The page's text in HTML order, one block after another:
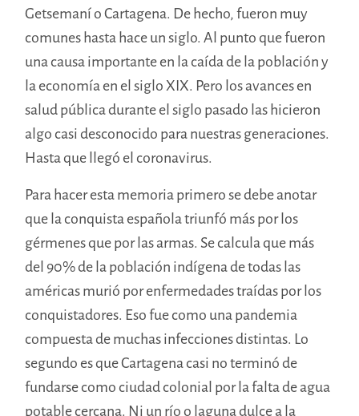
Getsemaní o Cartagena. De hecho, fueron muy
comunes hasta hace un siglo. Al punto que fueron
una causa importante en la caída de la población y
la economía en el siglo XIX. Pero los avances en
salud pública durante el siglo pasado las hicieron
algo casi desconocido para nuestras generaciones.
Hasta que llegó el coronavirus.
Para hacer esta memoria primero se debe anotar
que la conquista española triunfó más por los
gérmenes que por las armas. Se calcula que más
del 90% de la población indígena de todas las
américas murió por enfermedades traídas por los
conquistadores. Eso fue como una pandemia
compuesta de muchas infecciones distintas. Lo
segundo es que Cartagena casi no terminó de
fundarse como ciudad colonial por la falta de agua
potable cercana. Ni un río o laguna dulce a la